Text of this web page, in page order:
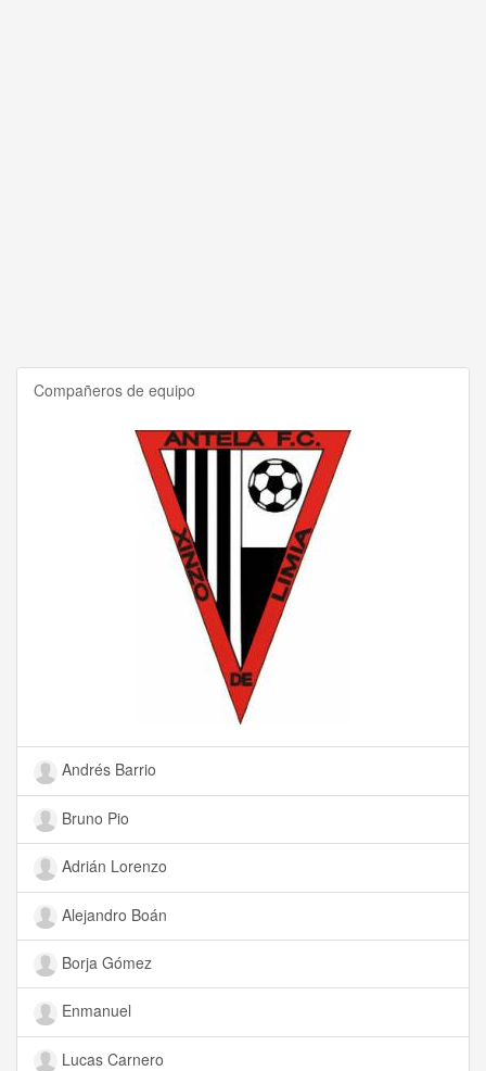
Compañeros de equipo
Andrés Barrio
Bruno Pio
Adrián Lorenzo
Alejandro Boán
Borja Gómez
Enmanuel
Lucas Carnero